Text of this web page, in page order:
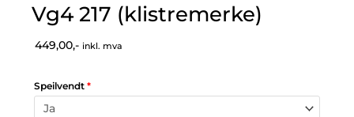
Vg4 217 (klistremerke)
449,00,- inkl. mva
Speilvendt *